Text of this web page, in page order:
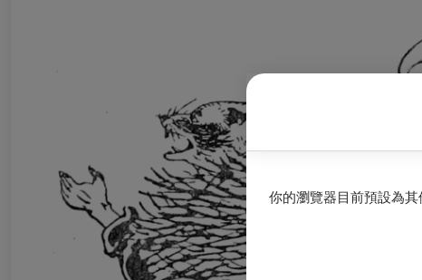
你的瀏覽器目前預設為